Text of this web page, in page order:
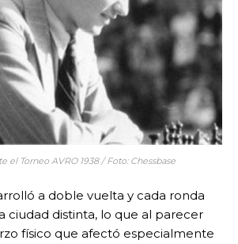
el Torneo AVRO 1938 / Foto: Chessbase
a doble vuelta y cada ronda
ciudad distinta, lo que al parecer
físico que afectó especialmente